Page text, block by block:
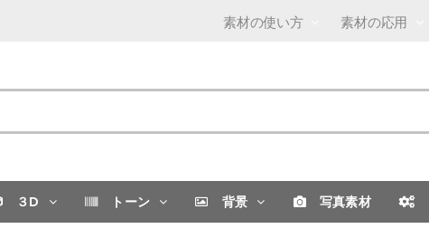
素材の使い方 素材の応用
３D トーン 背景 写真素材